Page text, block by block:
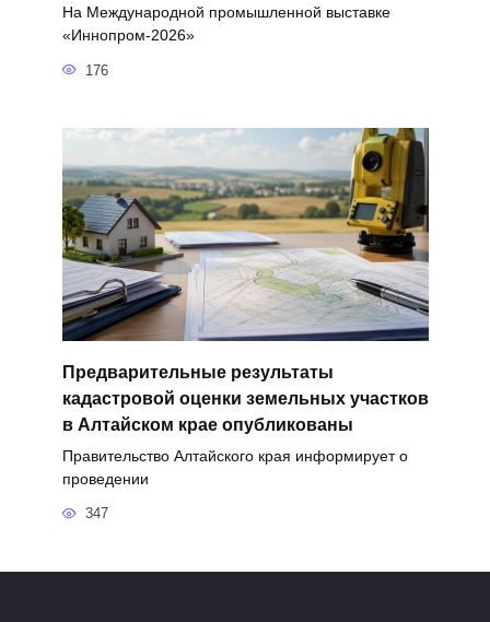
На Международной промышленной выставке
«Иннопром-2026»
176
Предварительные результаты
кадастровой оценки земельных участков
в Алтайском крае опубликованы
Правительство Алтайского края информирует о
проведении
347